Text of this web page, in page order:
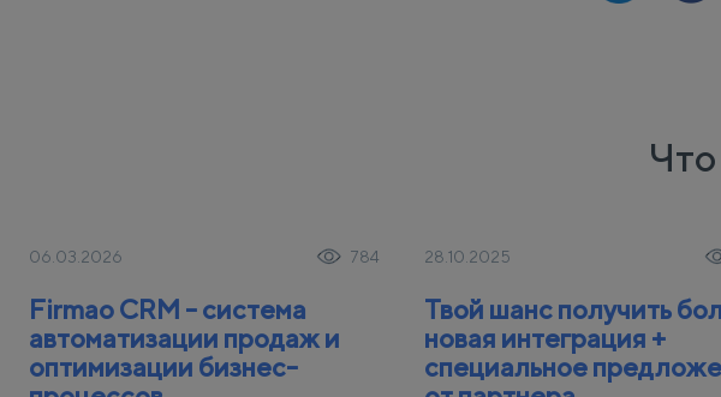
06.03.2026 784
Firmao CRM - система
автоматизации продаж и
оптимизации бизнес-
28.10.2025
Твой шанс получить
новая интеграция +
специальное